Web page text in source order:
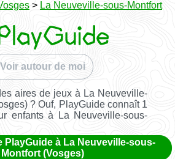
> La Neuveville-sous-Montfort
Voir autour de moi
aires de jeux à La Neuveville-
? Ouf, PlayGuide connaît 1
enfants à La Neuveville-sous-
PlayGuide à La Neuveville-sous-
Montfort (Vosges)